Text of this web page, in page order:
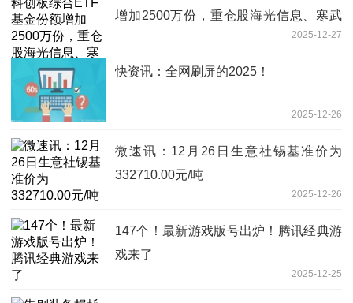
增加2500万份，重仓股海光信息、寒武
2025-12-27
快资讯：全网刷屏的2025！
2025-12-26
微速讯：12月26日生意社锡基准价为
332710.00元/吨
2025-12-26
147个！最新游戏版号出炉！腾讯经典游
戏来了
2025-12-25